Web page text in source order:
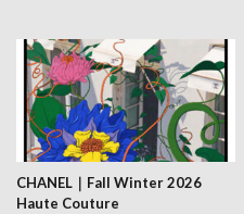
CHANEL｜Fall Winter 2026
Haute Couture